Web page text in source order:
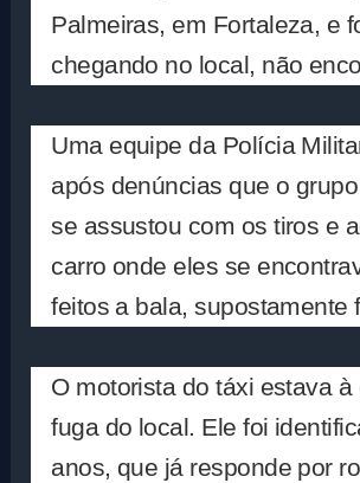
Palmeiras, em Fortaleza, e
chegando no local, não
Uma equipe da Polícia
após denúncias que o
se assustou com os tiros e
carro onde eles se
feitos a bala, supostamente
O motorista do táxi estava
fuga do local. Ele foi
anos, que já responde por